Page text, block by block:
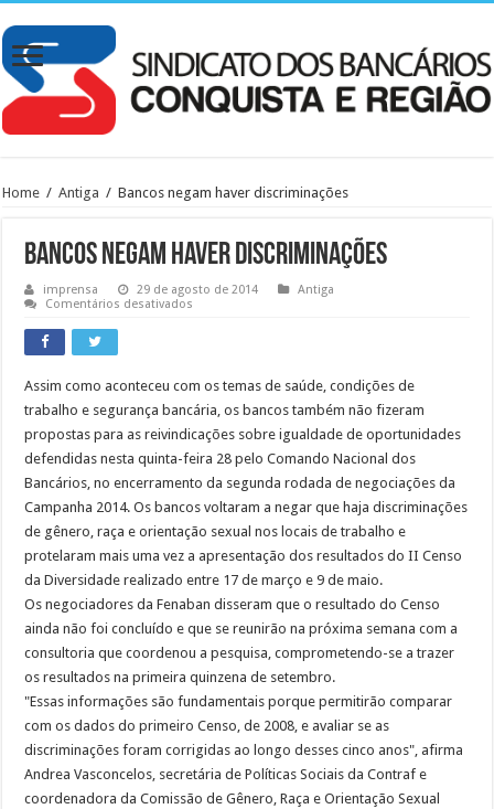
Home / Antiga / Bancos negam haver discriminações
Bancos negam haver discriminações
imprensa 29 de agosto de 2014
Antiga
Comentários desativados
Assim como aconteceu com os temas de saúde, condições de
trabalho e segurança bancária, os bancos também não fizeram
propostas para as reivindicações sobre igualdade de oportunidades
defendidas nesta quinta-feira 28 pelo Comando Nacional dos
Bancários, no encerramento da segunda rodada de negociações da
Campanha 2014. Os bancos voltaram a negar que haja discriminações
de gênero, raça e orientação sexual nos locais de trabalho e
protelaram mais uma vez a apresentação dos resultados do II Censo
da Diversidade realizado entre 17 de março e 9 de maio.
Os negociadores da Fenaban disseram que o resultado do Censo
ainda não foi concluído e que se reunirão na próxima semana com a
consultoria que coordenou a pesquisa, comprometendo-se a trazer
os resultados na primeira quinzena de setembro.
"Essas informações são fundamentais porque permitirão comparar
com os dados do primeiro Censo, de 2008, e avaliar se as
discriminações foram corrigidas ao longo desses cinco anos", afirma
Andrea Vasconcelos, secretária de Políticas Sociais da Contraf e
coordenadora da Comissão de Gênero, Raça e Orientação Sexual